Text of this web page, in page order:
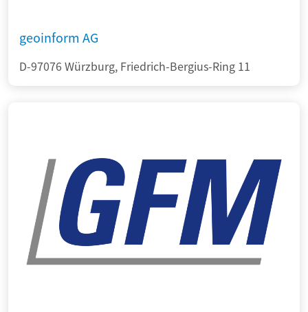
geoinform AG
D-97076 Würzburg, Friedrich-Bergius-Ring 11